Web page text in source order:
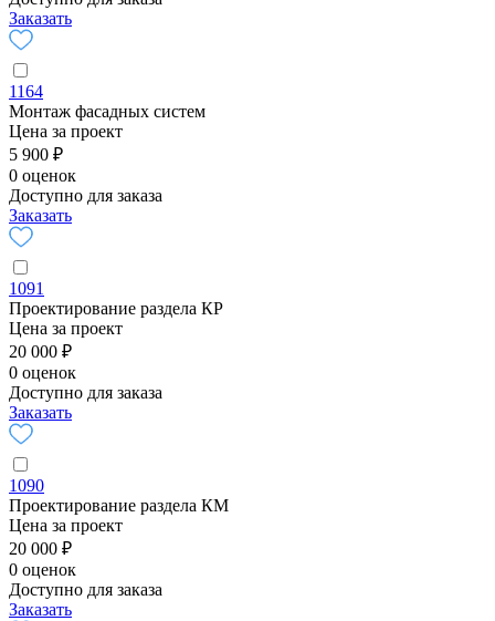
Заказать
1164
Монтаж фасадных систем
Цена за проект
5 900 ₽
0 оценок
Доступно для заказа
Заказать
1091
Проектирование раздела КР
Цена за проект
20 000 ₽
0 оценок
Доступно для заказа
Заказать
1090
Проектирование раздела КМ
Цена за проект
20 000 ₽
0 оценок
Доступно для заказа
Заказать